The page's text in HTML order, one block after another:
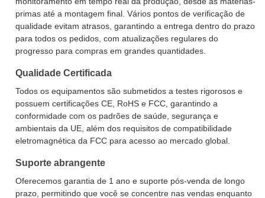
primas até a montagem final. Vários pontos de verificação de
qualidade evitam atrasos, garantindo a entrega dentro do prazo
para todos os pedidos, com atualizações regulares do
progresso para compras em grandes quantidades.
Qualidade Certificada
Todos os equipamentos são submetidos a testes rigorosos e
possuem certificações CE, RoHS e FCC, garantindo a
conformidade com os padrões de saúde, segurança e
ambientais da UE, além dos requisitos de compatibilidade
eletromagnética da FCC para acesso ao mercado global.
Suporte abrangente
Oferecemos garantia de 1 ano e suporte pós-venda de longo
prazo, permitindo que você se concentre nas vendas enquanto